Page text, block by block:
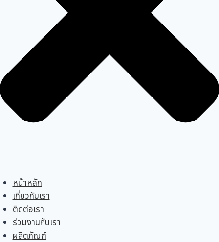
หน้าหลัก
เกี่ยวกับเรา
ติดต่อเรา
ร่วมงานกับเรา
ผลิตภัณฑ์